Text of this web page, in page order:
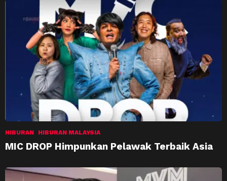
HIBURAN HIBURAN MALAYSIA
MIC DROP Himpunkan Pelawak Terbaik Asia